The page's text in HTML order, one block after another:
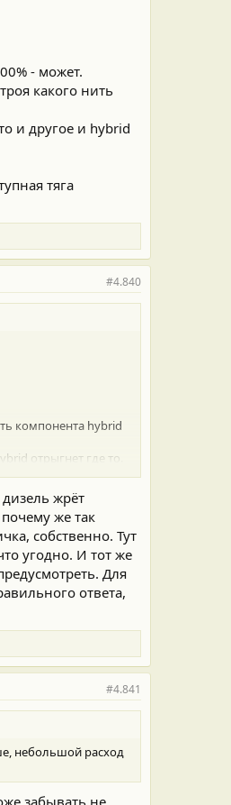
- может.
какого нить
и другое и hybrid
тяга
#4.840
компонента hybrid
отрыгнет где то.
на старте
жрёт
же так
собственно. Тут
угодно. И тот же
Для
ответа,
#4.841
небольшой расход
забывать не